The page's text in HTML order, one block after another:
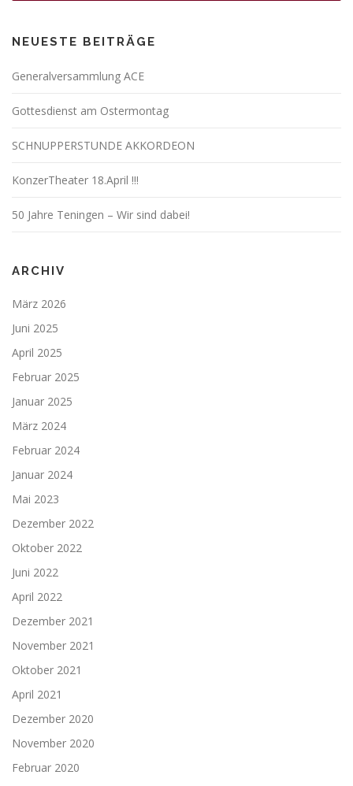
NEUESTE BEITRÄGE
Generalversammlung ACE
Gottesdienst am Ostermontag
SCHNUPPERSTUNDE AKKORDEON
KonzerTheater 18.April !!!
50 Jahre Teningen – Wir sind dabei!
ARCHIV
März 2026
Juni 2025
April 2025
Februar 2025
Januar 2025
März 2024
Februar 2024
Januar 2024
Mai 2023
Dezember 2022
Oktober 2022
Juni 2022
April 2022
Dezember 2021
November 2021
Oktober 2021
April 2021
Dezember 2020
November 2020
Februar 2020